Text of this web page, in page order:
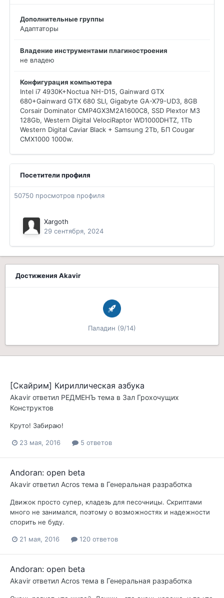
Дополнительные группы
Адаптаторы
Владение инструментами плагиностроения
не владею
Конфигурация компьютера
Intel i7 4930K+Noctua NH-D15, Gainward GTX
680+Gainward GTX 680 SLI, Gigabyte GA-X79-UD3, 8GB
Corsair Dominator CMP4GX3M2A1600C8, SSD Plextor M3
128Gb, Western Digital VelociRaptor WD1000DHTZ, 1Tb
Western Digital Caviar Black + Samsung 2Tb, БП Cougar
CMX1000 1000w.
Посетители профиля
50750 просмотров профиля
Xargoth
29 сентября, 2024
Достижения Akavir
Паладин (9/14)
[Скайрим] Кириллическая азбука
Akavir ответил РЕДМЕНЪ тема в Зал Грохочущих
Конструктов
Круто! Забираю!
23 мая, 2016 5 ответов
Andoran: open beta
Akavir ответил Acros тема в Генеральная разработка
Движок просто супер, кладезь для песочницы. Скриптами
много не занимался, поэтому о возможностях и надежности
спорить не буду.
21 мая, 2016 120 ответов
Andoran: open beta
Akavir ответил Acros тема в Генеральная разработка